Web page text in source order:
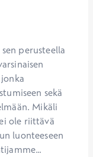
perusteella
sekä
Mikäli
ole riittävä
luonteeseen